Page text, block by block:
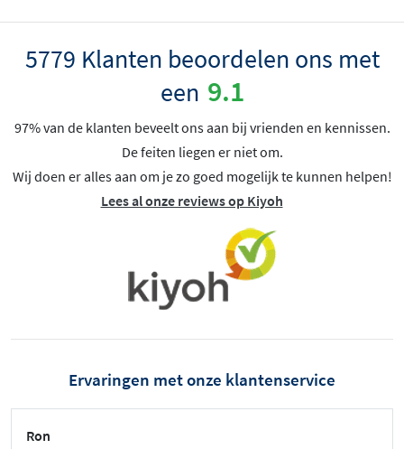
5779 Klanten beoordelen ons met
een 9.1
97% van de klanten beveelt ons aan bij vrienden en kennissen.
De feiten liegen er niet om.
Wij doen er alles aan om je zo goed mogelijk te kunnen helpen!
Lees al onze reviews op Kiyoh
Ervaringen met onze klantenservice
Ron